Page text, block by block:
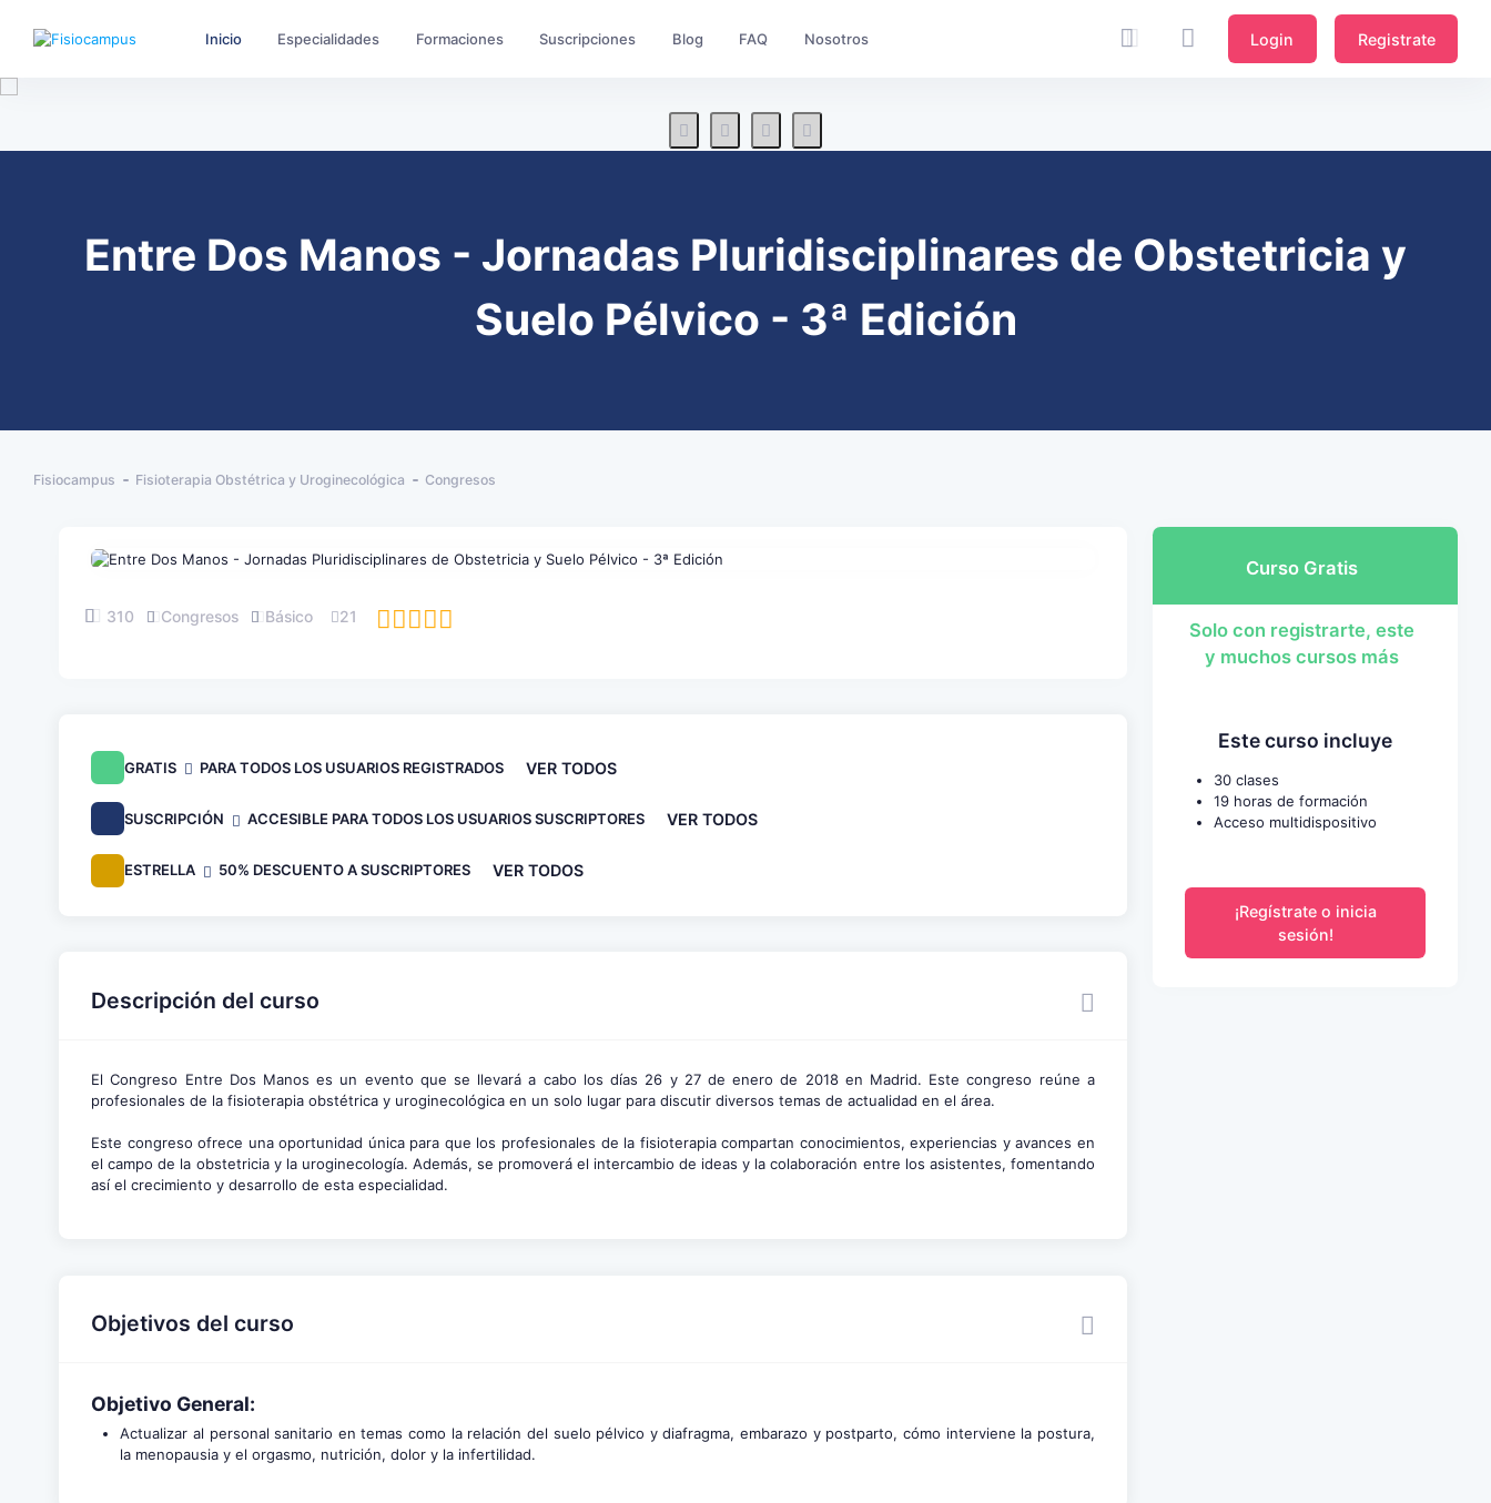
Inicio Especialidades Formaciones Suscripciones Blog FAQ Nosotros Login Registrate
Entre Dos Manos - Jornadas Pluridisciplinares de Obstetricia y
Suelo Pélvico - 3ª Edición
Fisiocampus Fisioterapia Obstétrica y Uroginecológica Congresos
310 Congresos Básico 21
GRATIS PARA TODOS LOS USUARIOS REGISTRADOS VER TODOS
SUSCRIPCIÓN ACCESIBLE PARA TODOS LOS USUARIOS SUSCRIPTORES VER TODOS
ESTRELLA 50% DESCUENTO A SUSCRIPTORES VER TODOS
Descripción del curso
El Congreso Entre Dos Manos es un evento que se llevará a cabo los días 26 y 27 de enero de 2018 en Madrid. Este congreso reúne a
profesionales de la fisioterapia obstétrica y uroginecológica en un solo lugar para discutir diversos temas de actualidad en el área.
Este congreso ofrece una oportunidad única para que los profesionales de la fisioterapia compartan conocimientos, experiencias y avances en
el campo de la obstetricia y la uroginecología. Además, se promoverá el intercambio de ideas y la colaboración entre los asistentes, fomentando
así el crecimiento y desarrollo de esta especialidad.
Objetivos del curso
Objetivo General:
Actualizar al personal sanitario en temas como la relación del suelo pélvico y diafragma, embarazo y postparto, cómo interviene la postura,
la menopausia y el orgasmo, nutrición, dolor y la infertilidad.
Curso Gratis
Solo con registrarte, este
y muchos cursos más
Este curso incluye
30 clases
19 horas de formación
Acceso multidispositivo
¡Regístrate o inicia
sesión!